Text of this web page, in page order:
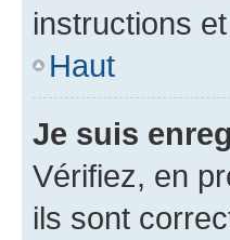
instructions
Haut
Je suis
Vérifiez, en
ils sont